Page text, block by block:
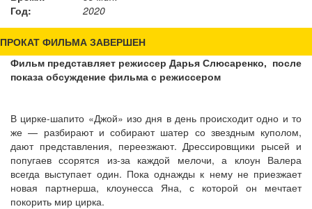
Год:
2020
ПРОКАТ ФИЛЬМА ЗАВЕРШЕН
Фильм представляет режиссер Дарья Слюсаренко, после
показа обсуждение фильма с режиссером
В цирке-шапито «Джой» изо дня в день происходит одно и то
же — разбирают и собирают шатер со звездным куполом,
дают представления, переезжают. Дрессировщики рысей и
попугаев ссорятся из-за каждой мелочи, а клоун Валера
всегда выступает один. Пока однажды к нему не приезжает
новая партнерша, клоунесса Яна, с которой он мечтает
покорить мир цирка.